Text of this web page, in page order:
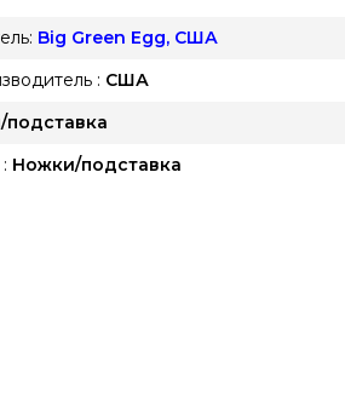
Big Green Egg, США
: США
Ножки/подставка